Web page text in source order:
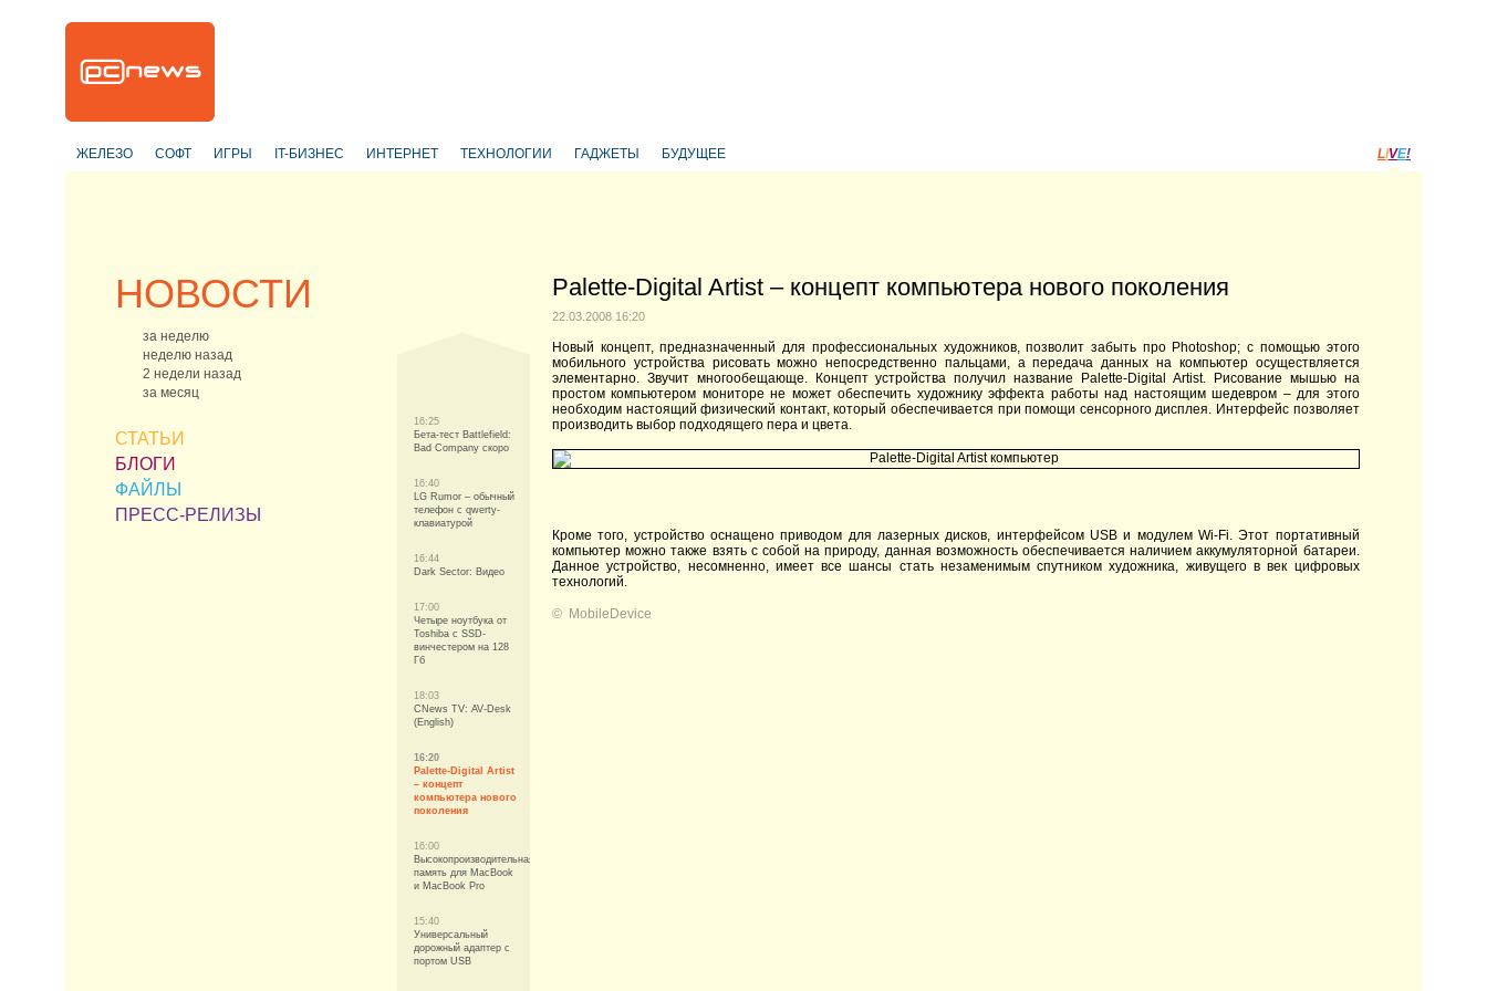
ЖЕЛЕЗО СОФТ ИГРЫ IT-БИЗНЕС ИНТЕРНЕТ ТЕХНОЛОГИИ ГАДЖЕТЫ БУДУЩЕЕ LIVE!
НОВОСТИ
за неделю
неделю назад
2 недели назад
за месяц
СТАТЬИ
БЛОГИ
ФАЙЛЫ
ПРЕСС-РЕЛИЗЫ
16:25
Бета-тест Battlefield:
Bad Company скоро
16:40
LG Rumor – обычный
телефон с qwerty-
клавиатурой
16:44
Dark Sector: Видео
17:00
Четыре ноутбука от
Toshiba с SSD-
винчестером на 128
Гб
18:03
CNews TV: AV-Desk
(English)
16:20
Palette-Digital Artist
– концепт
компьютера нового
поколения
16:00
Высокопроизводительная
память для MacBook
и MacBook Pro
15:40
Универсальный
дорожный адаптер с
портом USB
Palette-Digital Artist – концепт компьютера нового поколения
22.03.2008 16:20
Новый концепт, предназначенный для профессиональных художников, позволит забыть про Photoshop; с помощью этого
мобильного устройства рисовать можно непосредственно пальцами, а передача данных на компьютер осуществляется
элементарно. Звучит многообещающе. Концепт устройства получил название
Palette-Digital Artist. Рисование мышью на
простом компьютером мониторе не может обеспечить художнику эффекта работы над настоящим шедевром – для этого
необходим настоящий физический контакт, который обеспечивается при помощи сенсорного дисплея. Интерфейс позволяет
производить выбор подходящего пера и цвета.
Кроме того, устройство оснащено приводом для лазерных дисков, интерфейсом USB и модулем Wi-Fi. Этот портативный
компьютер можно также взять с собой на природу, данная возможность обеспечивается наличием аккумуляторной батареи.
Данное устройство, несомненно, имеет все шансы стать незаменимым спутником художника, живущего в век цифровых
технологий.
© MobileDevice